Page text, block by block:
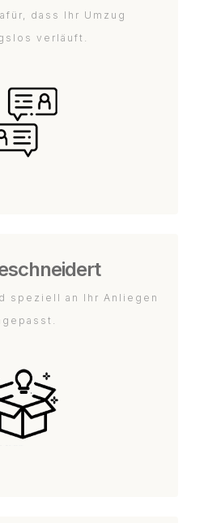
dass Ihr Umzug
verläuft.
speziell an Ihr Anliegen